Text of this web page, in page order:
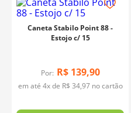
Caneta Stabilo Point 88 -
Estojo c/ 15
Por: R$ 139,90
em até 4x de R$ 34,97no cartão